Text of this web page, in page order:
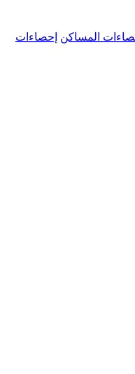
المساكن إحصاءات